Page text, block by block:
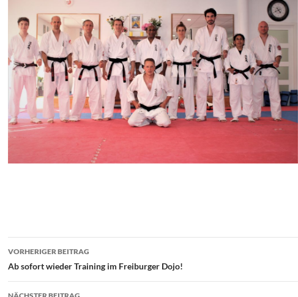
Beitragsnavigation
VORHERIGER BEITRAG
Ab sofort wieder Training im Freiburger Dojo!